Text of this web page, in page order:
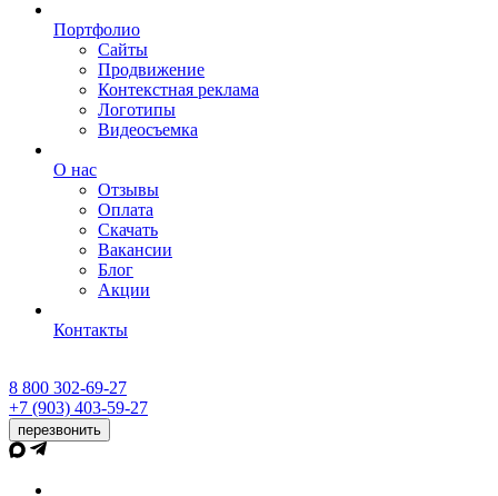
Портфолио
Сайты
Продвижение
Контекстная реклама
Логотипы
Видеосъемка
О нас
Отзывы
Оплата
Скачать
Вакансии
Блог
Акции
Контакты
8 800 302-69-27
+7 (903) 403-59-27
перезвонить